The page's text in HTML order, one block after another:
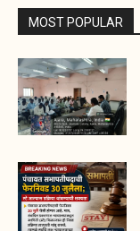
MOST POPULAR